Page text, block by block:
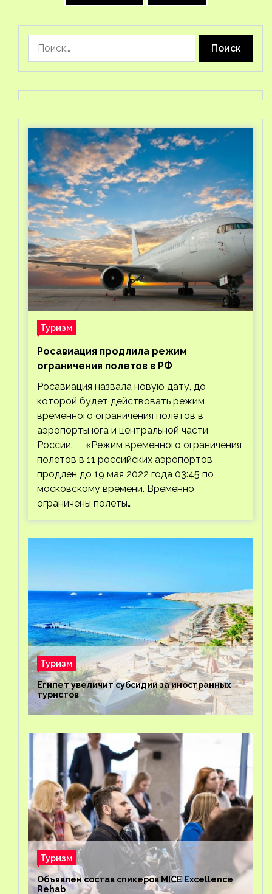
Туризм
Росавиация продлила режим
ограничения полетов в РФ
Росавиация назвала новую дату, до
которой будет действовать режим
временного ограничения полетов в
аэропорты юга и центральной части
России. «Режим временного ограничения
полетов в 11 российских аэропортов
продлен до 19 мая 2022 года 03:45 по
московскому времени. Временно
ограничены полеты…
Туризм
Египет увеличит субсидии за иностранных
туристов
Туризм
Объявлен состав спикеров MICE Excellence
Rehab